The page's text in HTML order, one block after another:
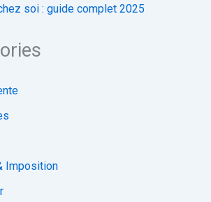
soi : guide complet 2025
Imposition